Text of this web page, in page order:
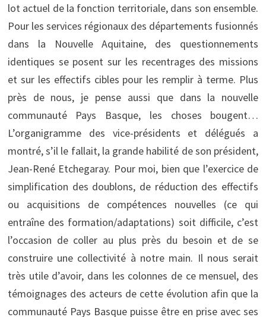
lot actuel de la fonction territoriale, dans son ensemble.
Pour les services régionaux des départements fusionnés
dans la Nouvelle Aquitaine, des questionnements
identiques se posent sur les recentrages des missions
et sur les effectifs cibles pour les remplir à terme. Plus
près de nous, je pense aussi que dans la nouvelle
communauté Pays Basque, les choses bougent…
L’organigramme des vice-présidents et délégués a
montré, s’il le fallait, la grande habilité de son président,
Jean-René Etchegaray. Pour moi, bien que l’exercice de
simplification des doublons, de réduction des effectifs
ou acquisitions de compétences nouvelles (ce qui
entraîne des formation/adaptations) soit difficile, c’est
l’occasion de coller au plus près du besoin et de se
construire une collectivité à notre main. Il nous serait
très utile d’avoir, dans les colonnes de ce mensuel, des
témoignages des acteurs de cette évolution afin que la
communauté Pays Basque puisse être en prise avec ses